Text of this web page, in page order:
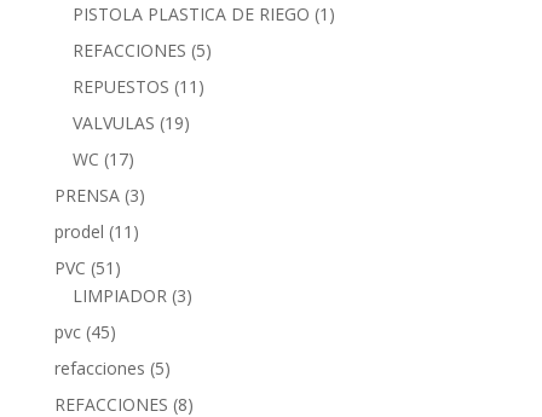
PISTOLA PLASTICA DE RIEGO (1)
REFACCIONES (5)
REPUESTOS (11)
VALVULAS (19)
WC (17)
PRENSA (3)
prodel (11)
PVC (51)
LIMPIADOR (3)
pvc (45)
refacciones (5)
REFACCIONES (8)